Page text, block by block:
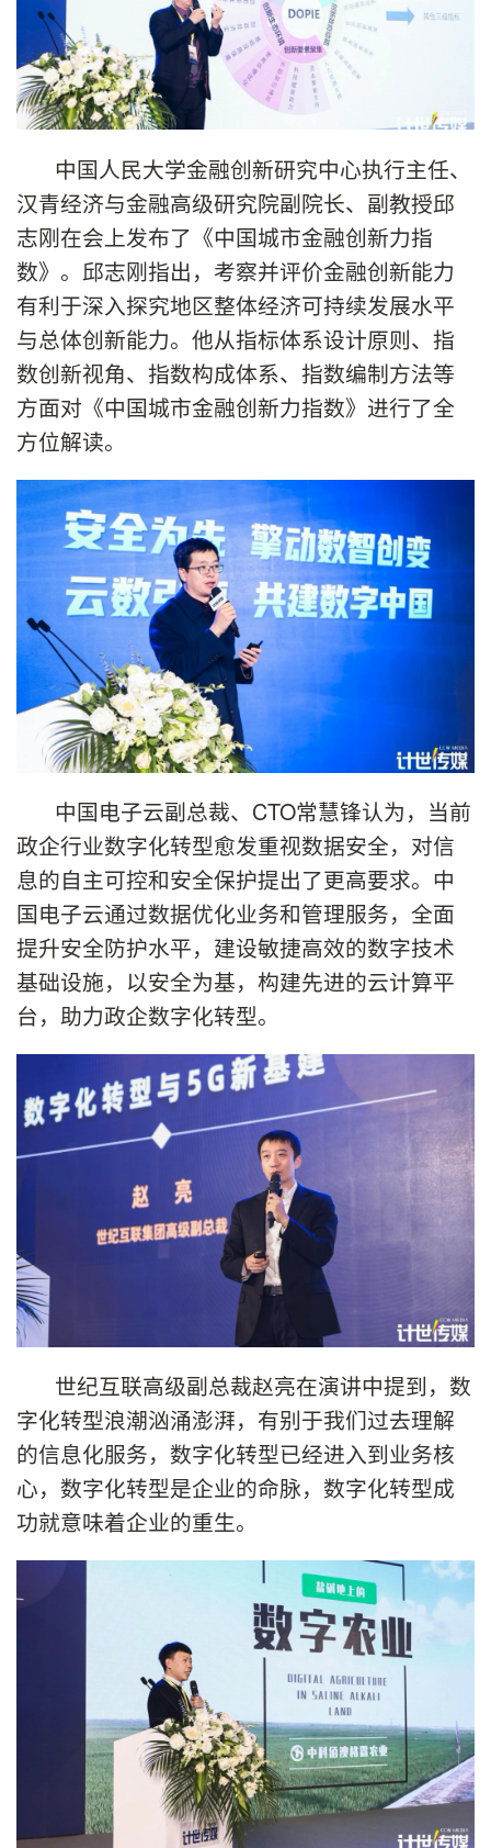
中国人民大学金融创新研究中心执行主任、
汉青经济与金融高级研究院副院长、副教授邱
志刚在会上发布了《中国城市金融创新力指
数》。邱志刚指出，考察并评价金融创新能力
有利于深入探究地区整体经济可持续发展水平
与总体创新能力。他从指标体系设计原则、指
数创新视角、指数构成体系、指数编制方法等
方面对《中国城市金融创新力指数》进行了全
方位解读。
中国电子云副总裁、CTO常慧锋认为，当前
政企行业数字化转型愈发重视数据安全，对信
息的自主可控和安全保护提出了更高要求。中
国电子云通过数据优化业务和管理服务，全面
提升安全防护水平，建设敏捷高效的数字技术
基础设施，以安全为基，构建先进的云计算平
台，助力政企数字化转型。
世纪互联高级副总裁赵亮在演讲中提到，数
字化转型浪潮汹涌澎湃，有别于我们过去理解
的信息化服务，数字化转型已经进入到业务核
心，数字化转型是企业的命脉，数字化转型成
功就意味着企业的重生。